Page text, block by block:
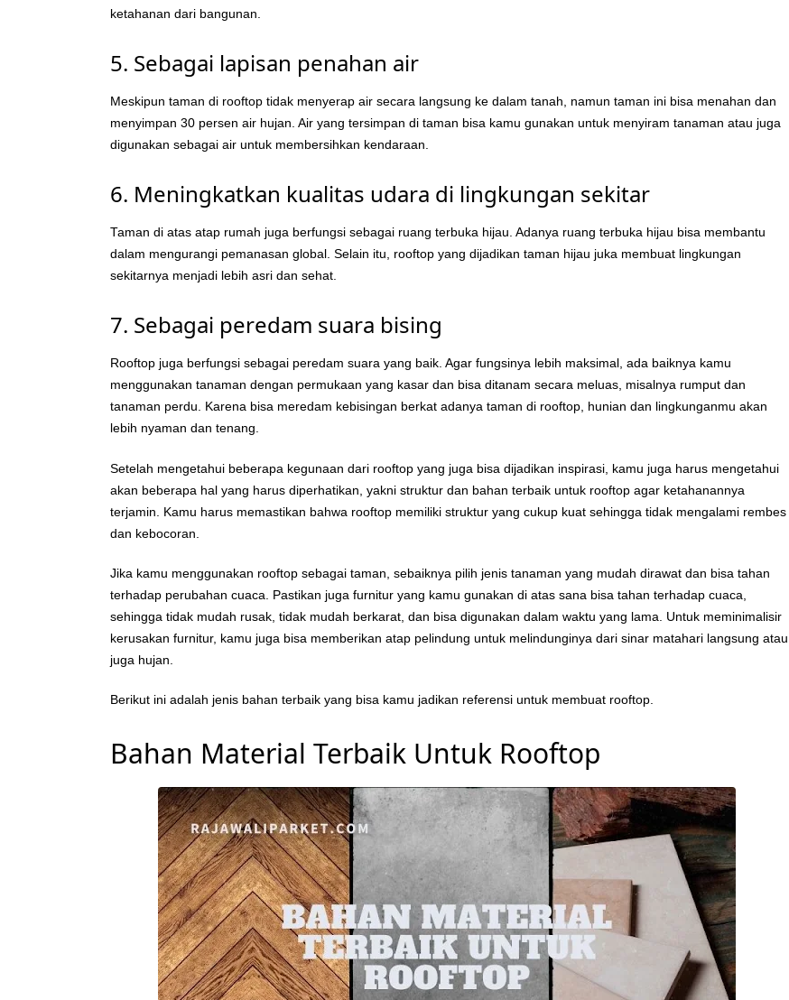
ketahanan dari bangunan.
5. Sebagai lapisan penahan air
Meskipun taman di rooftop tidak menyerap air secara langsung ke dalam tanah, namun taman ini bisa menahan dan
menyimpan 30 persen air hujan. Air yang tersimpan di taman bisa kamu gunakan untuk menyiram tanaman atau juga
digunakan sebagai air untuk membersihkan kendaraan.
6. Meningkatkan kualitas udara di lingkungan sekitar
Taman di atas atap rumah juga berfungsi sebagai ruang terbuka hijau. Adanya ruang terbuka hijau bisa membantu
dalam mengurangi pemanasan global. Selain itu, rooftop yang dijadikan taman hijau juka membuat lingkungan
sekitarnya menjadi lebih asri dan sehat.
7. Sebagai peredam suara bising
Rooftop juga berfungsi sebagai peredam suara yang baik. Agar fungsinya lebih maksimal, ada baiknya kamu
menggunakan tanaman dengan permukaan yang kasar dan bisa ditanam secara meluas, misalnya rumput dan
tanaman perdu. Karena bisa meredam kebisingan berkat adanya taman di rooftop, hunian dan lingkunganmu akan
lebih nyaman dan tenang.
Setelah mengetahui beberapa kegunaan dari rooftop yang juga bisa dijadikan inspirasi, kamu juga harus mengetahui
akan beberapa hal yang harus diperhatikan, yakni struktur dan bahan terbaik untuk rooftop agar ketahanannya
terjamin. Kamu harus memastikan bahwa rooftop memiliki struktur yang cukup kuat sehingga tidak mengalami rembes
dan kebocoran.
Jika kamu menggunakan rooftop sebagai taman, sebaiknya pilih jenis tanaman yang mudah dirawat dan bisa tahan
terhadap perubahan cuaca. Pastikan juga furnitur yang kamu gunakan di atas sana bisa tahan terhadap cuaca,
sehingga tidak mudah rusak, tidak mudah berkarat, dan bisa digunakan dalam waktu yang lama. Untuk meminimalisir
kerusakan furnitur, kamu juga bisa memberikan atap pelindung untuk melindunginya dari sinar matahari langsung atau
juga hujan.
Berikut ini adalah jenis bahan terbaik yang bisa kamu jadikan referensi untuk membuat rooftop.
Bahan Material Terbaik Untuk Rooftop